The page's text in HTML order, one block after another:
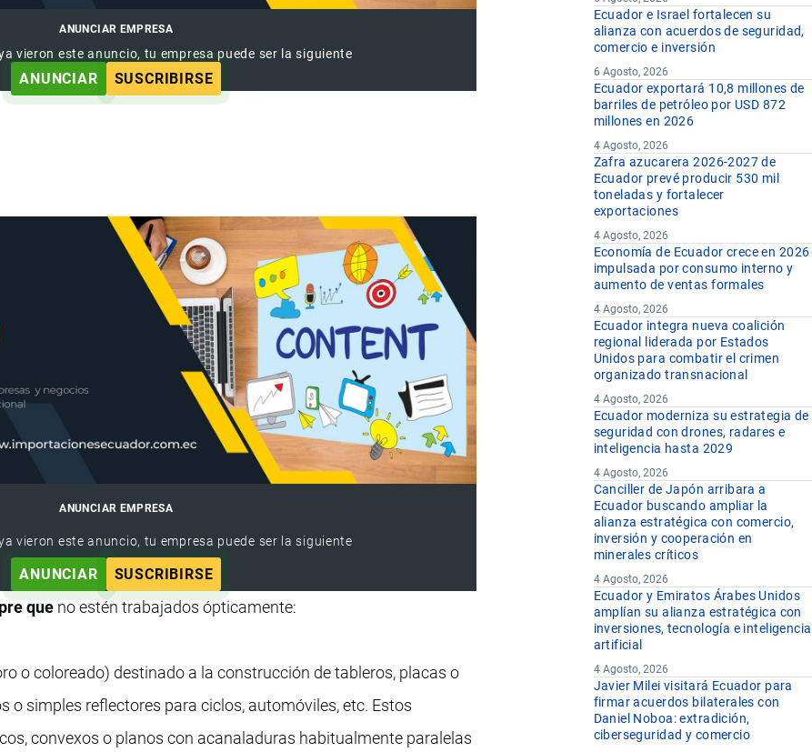
ANUNCIAR EMPRESA
vieron este anuncio, tu empresa puede ser la siguiente
ANUNCIAR SUSCRIBIRSE
ANUNCIAR EMPRESA
vieron este anuncio, tu empresa puede ser la siguiente
ANUNCIAR SUSCRIBIRSE
que no estén trabajados ópticamente:
o coloreado) destinado a la construcción de tableros, placas o
o simples reflectores para ciclos, automóviles, etc. Estos
convexos o planos con acanaladuras habitualmente paralelas
Ecuador e Israel fortalecen su
alianza con acuerdos de seguridad,
comercio e inversión
6 Agosto, 2026
Ecuador exportará 10,8 millones de
barriles de petróleo por USD 872
millones en 2026
4 Agosto, 2026
Zafra azucarera 2026-2027 de
Ecuador prevé producir 530 mil
toneladas y fortalecer
exportaciones
4 Agosto, 2026
Economía de Ecuador crece en 2026
impulsada por consumo interno y
aumento de ventas formales
4 Agosto, 2026
Ecuador integra nueva coalición
regional liderada por Estados
Unidos para combatir el crimen
organizado transnacional
4 Agosto, 2026
Ecuador moderniza su estrategia de
seguridad con drones, radares e
inteligencia hasta 2029
4 Agosto, 2026
Canciller de Japón arribara a
Ecuador buscando ampliar la
alianza estratégica con comercio,
inversión y cooperación en
minerales críticos
4 Agosto, 2026
Ecuador y Emiratos Árabes Unidos
amplían su alianza estratégica con
inversiones, tecnología e inteligencia
artificial
4 Agosto, 2026
Javier Milei visitará Ecuador para
firmar acuerdos bilaterales con
Daniel Noboa: extradición,
ciberseguridad y comercio